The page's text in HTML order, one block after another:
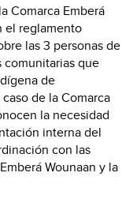
Comarca Emberá
el reglamento
las 3 personas de
comunitarias que
de
de la Comarca
la necesidad
interna del
con las
Wounaan y la